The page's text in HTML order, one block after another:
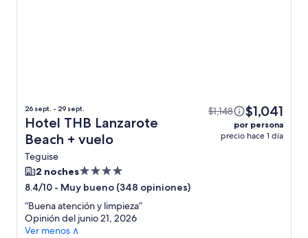
26 sept. - 29 sept.
Hotel THB Lanzarote
Beach + vuelo
Teguise
$1,148 $1,041
por persona
precio hace 1 día
2 nochesPropiedad
de
4.0
estrellas
8.4/10 - Muy bueno (348 opiniones)
“Buena atención y limpieza”
Opinión del junio 21, 2026
Ver menos ∧